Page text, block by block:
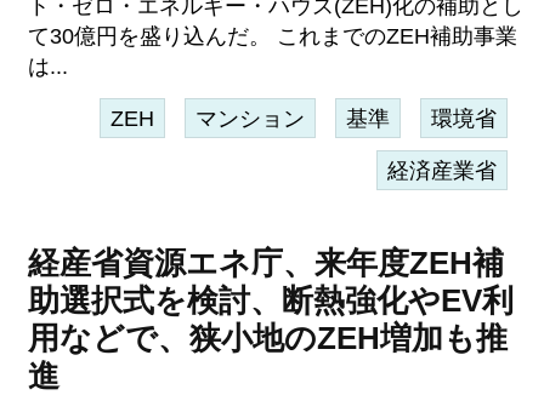
ト・ゼロ・エネルギー・ハウス(ZEH)化の補助とし
て30億円を盛り込んだ。 これまでのZEH補助事業
は...
ZEH マンション 基準 環境省
経済産業省
経産省資源エネ庁、来年度ZEH補
助選択式を検討、断熱強化やEV利
用などで、狭小地のZEH増加も推
進